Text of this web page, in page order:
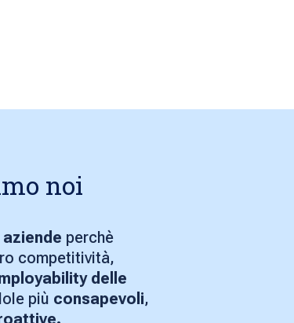
noi
perchè
competitività,
delle
più consapevoli,